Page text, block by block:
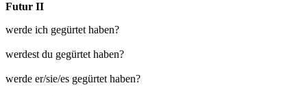
Futur II
werde ich gegürtet haben?
werdest du gegürtet haben?
werde er/sie/es gegürtet haben?